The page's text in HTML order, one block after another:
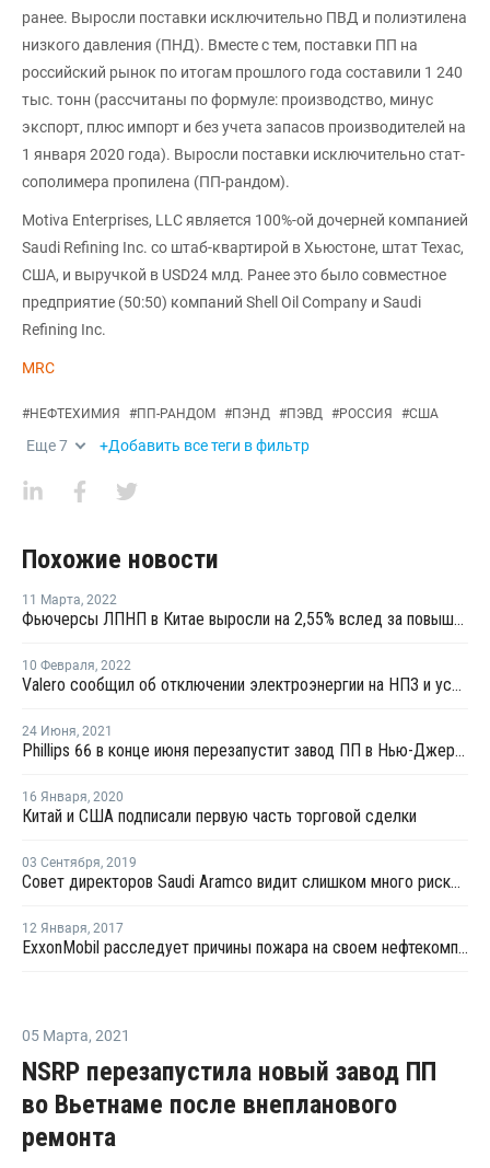
ранее. Выросли поставки исключительно ПВД и полиэтилена
низкого давления (ПНД). Вместе с тем, поставки ПП на
российский рынок по итогам прошлого года составили 1 240
тыс. тонн (рассчитаны по формуле: производство, минус
экспорт, плюс импорт и без учета запасов производителей на
1 января 2020 года). Выросли поставки исключительно стат-
сополимера пропилена (ПП-рандом).
Motiva Enterprises, LLC является 100%-ой дочерней компанией
Saudi Refining Inc. со штаб-квартирой в Хьюстоне, штат Техас,
США, и выручкой в USD24 млд. Ранее это было совместное
предприятие (50:50) компаний Shell Oil Company и Saudi
Refining Inc.
MRC
#НЕФТЕХИМИЯ #ПП-РАНДОМ #ПЭНД #ПЭВД #РОССИЯ #США
Еще7 +Добавить все теги в фильтр
Похожие новости
11 Марта, 2022
Фьючерсы ЛПНП в Китае выросли на 2,55% вслед за повышением котировок сырой нефти
10 Февраля, 2022
Valero сообщил об отключении электроэнергии на НПЗ и установках пропилена в Хьюстоне
24 Июня, 2021
Phillips 66 в конце июня перезапустит завод ПП в Нью-Джерси после ремонта
16 Января, 2020
Китай и США подписали первую часть торговой сделки
03 Сентября, 2019
Совет директоров Saudi Aramco видит слишком много рисков для IPO в Нью-Йорке
12 Января, 2017
ExxonMobil расследует причины пожара на своем нефтекомплексе в Сингапуре
05 Марта, 2021
NSRP перезапустила новый завод ПП
во Вьетнаме после внепланового
ремонта